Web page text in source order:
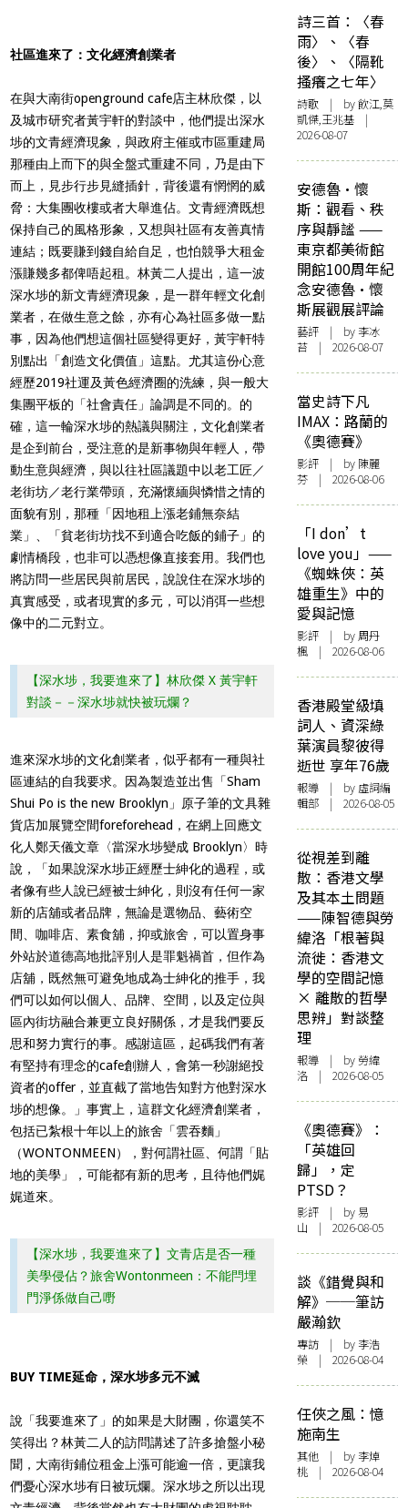
社區進來了：文化經濟創業者
在與大南街openground cafe店主林欣傑，以
及城巿研究者黃宇軒的對談中，他們提出深水
埗的文青經濟現象，與政府主催或巿區重建局
那種由上而下的與全盤式重建不同，乃是由下
而上，見步行步見縫插針，背後還有惘惘的威
脅：大集團收樓或者大舉進佔。文青經濟既想
保持自己的風格形象，又想與社區有友善真情
連結；既要賺到錢自給自足，也怕競爭大租金
漲賺幾多都俾唔起租。林黃二人提出，這一波
深水埗的新文青經濟現象，是一群年輕文化創
業者，在做生意之餘，亦有心為社區多做一點
事，因為他們想這個社區變得更好，黃宇軒特
別點出「創造文化價值」這點。尤其這份心意
經歷2019社運及黃色經濟圈的洗練，與一般大
集團平板的「社會責任」論調是不同的。的
確，這一輪深水埗的熱議與關注，文化創業者
是企到前台，受注意的是新事物與年輕人，帶
動生意與經濟，與以往社區議題中以老工匠／
老街坊／老行業帶頭，充滿懷緬與憐惜之情的
面貌有別，那種「因地租上漲老鋪無奈結
業」、「貧老街坊找不到適合吃飯的鋪子」的
劇情橋段，也非可以憑想像直接套用。我們也
將訪問一些居民與前居民，說說住在深水埗的
真實感受，或者現實的多元，可以消弭一些想
像中的二元對立。
【深水埗，我要進來了】林欣傑 X 黃宇軒
對談－－深水埗就快被玩爛？
進來深水埗的文化創業者，似乎都有一種與社
區連結的自我要求。因為製造並出售「Sham
Shui Po is the new Brooklyn」原子筆的文具雜
貨店加展覽空間foreforehead，在網上回應文
化人鄭天儀文章〈當深水埗變成 Brooklyn〉時
說，「如果說深水埗正經歷士紳化的過程，或
者像有些人說已經被士紳化，則沒有任何一家
新的店舖或者品牌，無論是選物品、藝術空
間、咖啡店、素食舖，抑或旅舍，可以置身事
外站於道德高地批評別人是罪魁禍首，但作為
店舖，既然無可避免地成為士紳化的推手，我
們可以如何以個人、品牌、空間，以及定位與
區內街坊融合兼更立良好關係，才是我們要反
思和努力實行的事。感謝這區，起碼我們有著
有堅持有理念的cafe創辦人，會第一秒謝絕投
資者的offer，並直截了當地告知對方他對深水
埗的想像。 」事實上，這群文化經濟創業者，
包括已紮根十年以上的旅舍「雲吞麵」
（WONTONMEEN），對何謂社區、何謂「貼
地的美學」，可能都有新的思考，且待他們娓
娓道來。
【深水埗，我要進來了】文青店是否一種
美學侵佔？旅舍Wontonmeen：不能閂埋
門淨係做自己嘢
BUY TIME延命，深水埗多元不滅
說「我要進來了」的如果是大財團，你還笑不
笑得出？林黃二人的訪問講述了許多搶盤小秘
聞，大南街鋪位租金上漲可能逾一倍，更讓我
們憂心深水埗有日被玩爛。深水埗之所以出現
詩三首：〈春
雨〉、〈春
後〉、〈隔靴
搔癢之七年〉
詩歌 | by 飲江,莫
凱傑,王兆基 |
2026-08-07
安德魯·懷
斯：觀看、秩
序與靜謐 ——
東京都美術館
開館100周年紀
念安德魯·懷
斯展觀展評論
藝評 | by 李冰
苔 | 2026-08-07
當史詩下凡
IMAX：路蘭的
《奧德賽》
影評 | by 陳麗
芬 | 2026-08-06
「I don’t
love you」——
《蜘蛛俠：英
雄重生》中的
愛與記憶
影評 | by周丹
楓 | 2026-08-06
香港殿堂級填
詞人、資深綠
葉演員黎彼得
逝世 享年76歲
報導 | by 虛詞編
輯部 | 2026-08-05
從視差到離
散：香港文學
及其本土問題
——陳智德與勞
緯洛「根著與
流徙：香港文
學的空間記憶
× 離散的哲學
思辨」對談整
理
報導 | by 勞緯
洛 | 2026-08-05
《奧德賽》：
「英雄回
歸」，定
PTSD？
影評 | by 易
山 | 2026-08-05
談《錯覺與和
解》──筆訪
嚴瀚欽
專訪 | by 李浩
榮 | 2026-08-04
任俠之風：憶
施南生
其他 | by 李焯
桃 | 2026-08-04